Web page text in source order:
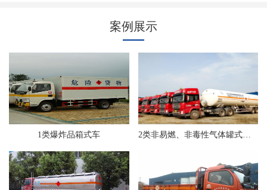
案例展示
1类爆炸品箱式车 2类非易燃、非毒性气体罐式运输车